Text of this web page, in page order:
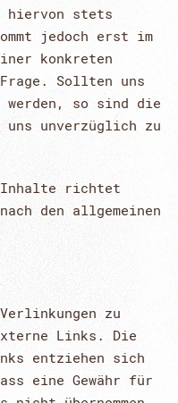
hiervon stets
jedoch erst im
konkreten
Sollten uns
werden, so sind die
uns unverzüglich zu
Inhalte richtet
den allgemeinen
zu
Links. Die
entziehen sich
eine Gewähr für